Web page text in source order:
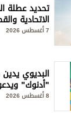
تحديد عطلة
الاتحادية
البديوي
"أدنوك"
8 أغسطس 2026